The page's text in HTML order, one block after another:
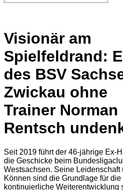
Visionär am
Spielfeldrand:
des BSV
Zwickau ohne
Trainer Norman
Rentsch
Seit 2019 führt der 46-jährige Ex-
die Geschicke beim
Westsachsen. Seine Leidenschaft
Können sind die Grundlage für die
kontinuierliche Weiterentwicklung